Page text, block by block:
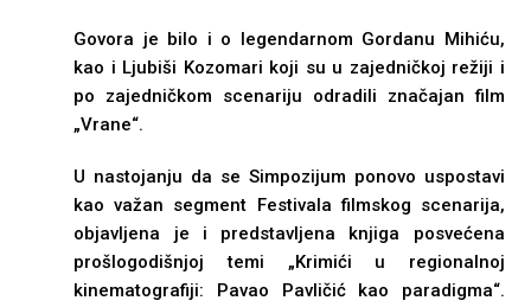
Govora je bilo i o legendarnom Gordanu Mihiću,
kao i Ljubiši Kozomari koji su u zajedničkoj režiji i
po zajedničkom scenariju odradili značajan film
„Vrane“.
U nastojanju da se Simpozijum ponovo uspostavi
kao važan segment Festivala filmskog scenarija,
objavljena je i predstavljena knjiga posvećena
prošlogodišnjoj temi „Krimići u regionalnoj
kinematografiji: Pavao Pavličić kao paradigma“.